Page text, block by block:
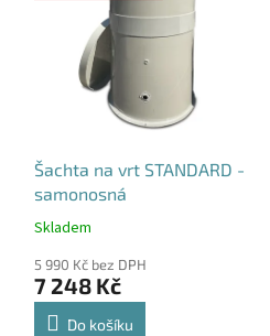
Šachta na vrt STANDARD -
samonosná
Průměrné
produktu
je
4,3
Skladem
5 990 Kč bez DPH
7 248 Kč
Do košíku